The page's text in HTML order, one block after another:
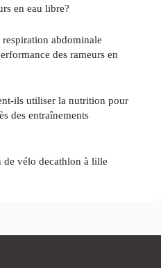
en eau libre?
abdominale
des rameurs en
ils utiliser la nutrition pour
des entraînements
vélo decathlon à lille